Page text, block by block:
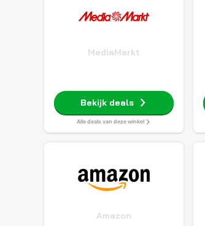
MediaMarkt
Bekijk deals
Alle deals van deze winkel
Amazon